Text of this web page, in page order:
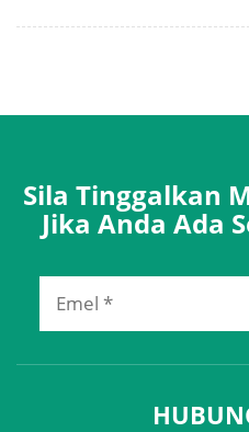
Sila Tinggalkan
Jika Anda Ada